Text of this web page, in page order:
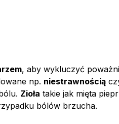
, aby wykluczyć
np. niestrawnością
Zioła takie jak mięta
bólów brzucha.